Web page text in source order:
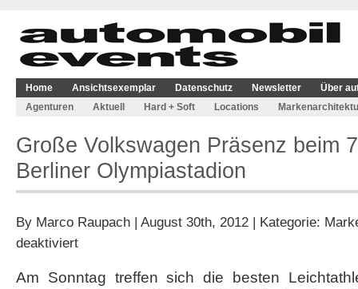
Home Ansichtsexemplar Datenschutz Newsletter
Über
Agenturen
Aktuell Hard + Soft Locations
Große Volkswagen Präsenz beim
Berliner Olympiastadion
By Marco Raupach | August 30th, 2012 | Kategorie:
deaktiviertfür
Präsenz
Am Sonntag treffen sich die besten